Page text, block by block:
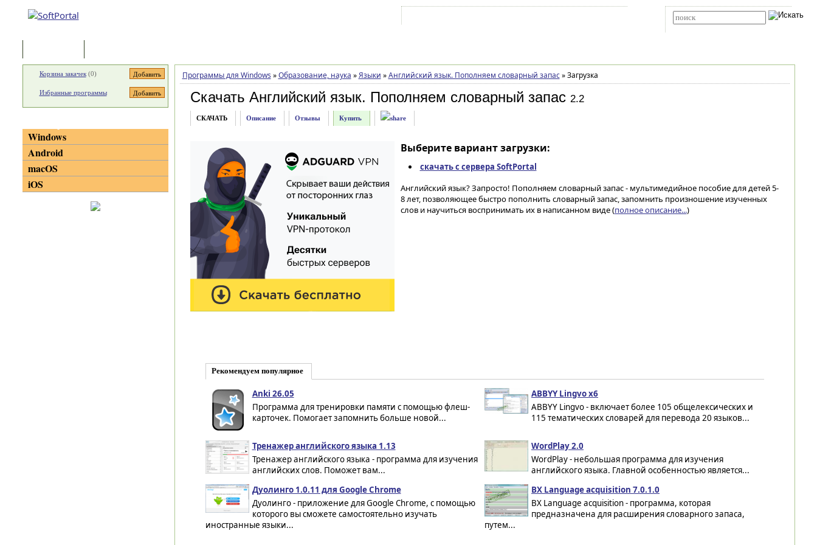
Программы для Windows » Образование, наука » Языки » Английский язык. Пополняем словарный запас »Загрузка
Скачать Английский язык. Пополняем словарный запас 2.2
СКАЧАТЬ Описание Отзывы Купить
Выберите вариант загрузки:
скачать с сервера SoftPortal
Английский язык? Запросто! Пополняем словарный запас - мультимедийное пособие для детей 5-
8 лет, позволяющее быстро пополнить словарный запас, запомнить произношение изученных
слов и научиться воспринимать их в написанном виде (полное описание...)
Рекомендуем популярное
Anki 26.05
Программа для тренировки памяти с помощью флеш-
карточек. Помогает запомнить больше новой...
ABBYY Lingvo x6
ABBYY Lingvo - включает более 105 общелексических и
115 тематических словарей для перевода 20 языков...
Тренажер английского языка 1.13
Тренажер английского языка - программа для изучения
английских слов. Поможет вам...
WordPlay 2.0
WordPlay - небольшая программа для изучения
английского языка. Главной особенностью является...
Дуолинго 1.0.11 для Google Chrome
Дуолинго - приложение для Google Chrome, с помощью
которого вы сможете самостоятельно изучать
иностранные языки...
BX Language acquisition 7.0.1.0
BX Language acquisition - программа, которая
предназначена для расширения словарного запаса,
путем...
Корзина закачек(0)
Избранные программы
Windows
Android
macOS
iOS